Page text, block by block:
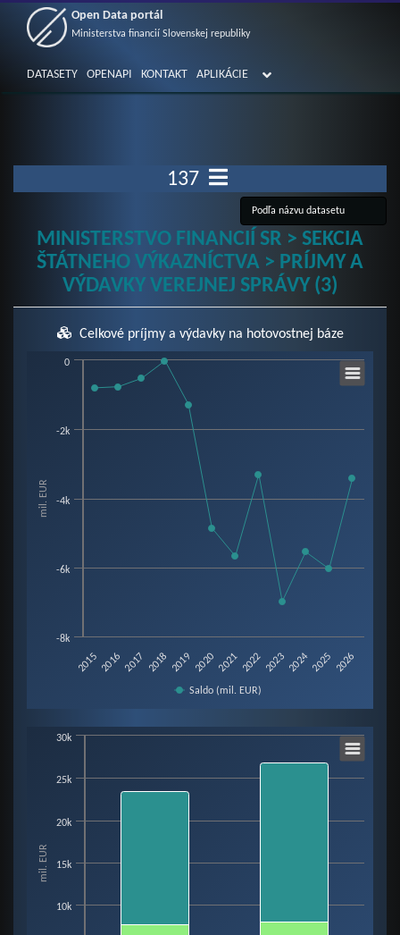
Open Data portál
Ministerstva financií Slovenskej republiky
DATASETY OPENAPI KONTAKT APLIKÁCIE
137
MINISTERSTVO FINANCIÍ SR > SEKCIA
ŠTÁTNEHO VÝKAZNÍCTVA > PRÍJMY A
VÝDAVKY VEREJNEJ SPRÁVY (3)
Celkové príjmy a výdavky na hotovostnej báze
Line chart with 12 data points.
The chart has 1 X axis displaying categories.
The chart has 1 Y axis displaying mil. EUR. Data ranges from -6987 to -14.
mil. EUR
Saldo (mil. EUR)
2015 2016 2017 2018 2019 2020 2021 2022 2023 20242025 2026
-8k
-6k
-4k
-2k
0
Chart
Bar chart with 3 data series.
View as data table, Chart
The chart has 1 Y axis displaying mil. EUR. Data ranges from 7755.2 to
mil. EUR
10k
15k
20k
25k
30k